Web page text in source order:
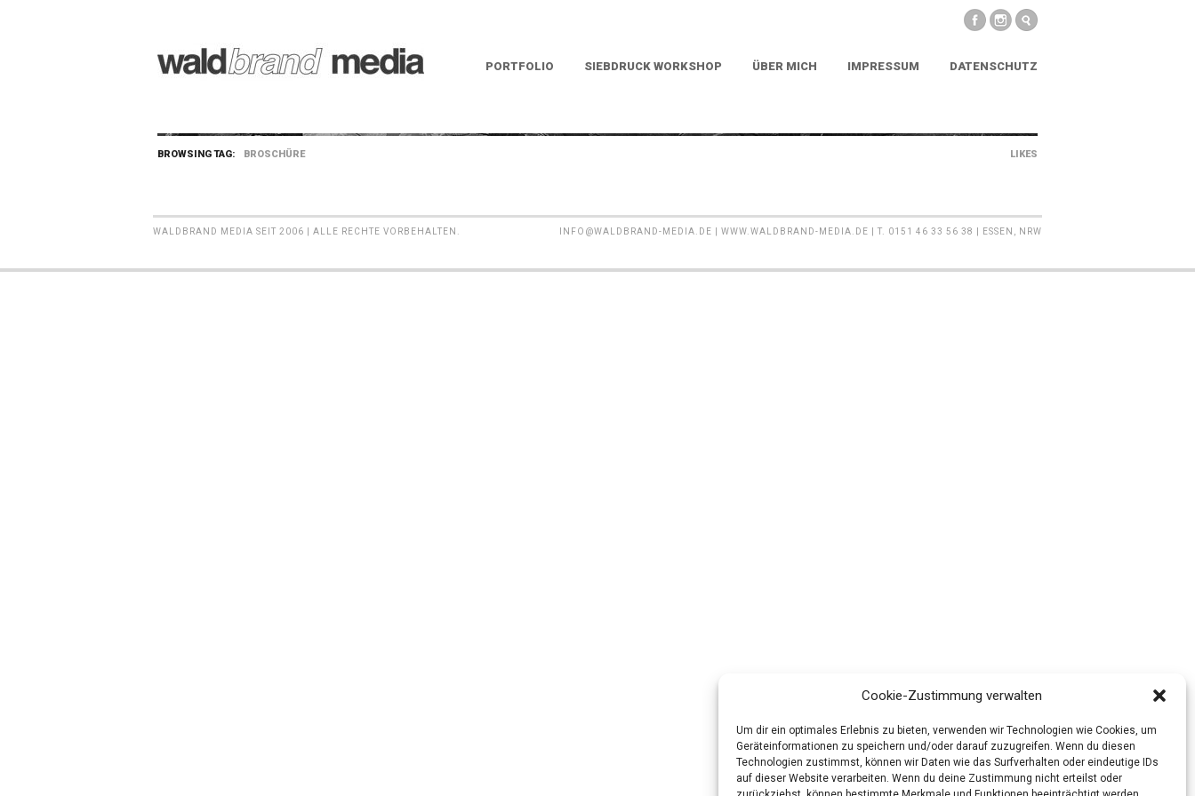
Cookie-Zustimmung verwalten
Um dir ein optimales Erlebnis zu bieten, verwenden wir Technologien wie Cookies, um
Geräteinformationen zu speichern und/oder darauf zuzugreifen. Wenn du diesen
Technologien zustimmst, können wir Daten wie das Surfverhalten oder eindeutige IDs
auf dieser Website verarbeiten. Wenn du deine Zustimmung nicht erteilst oder
PORTFOLIO SIEBDRUCK WORKSHOP ÜBER MICH IMPRESSUM DATENSCHUTZ
BROWSING TAG: BROSCHÜRE LIKES
WALDBRAND MEDIA SEIT 2006 | ALLE RECHTE VORBEHALTEN. INFO@WALDBRAND-MEDIA.DE | WWW.WALDBRAND-MEDIA.DE | T. 0151 46 33 56 38 | ESSEN, NRW